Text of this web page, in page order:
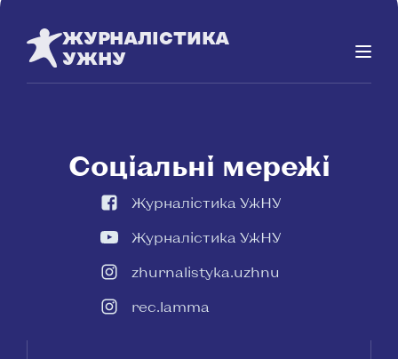
ЖУРНАЛІСТИКА
УЖНУ
Соціальні мережі
Журналістика УжНУ
Журналістика УжНУ
zhurnalistyka.uzhnu
rec.lamma